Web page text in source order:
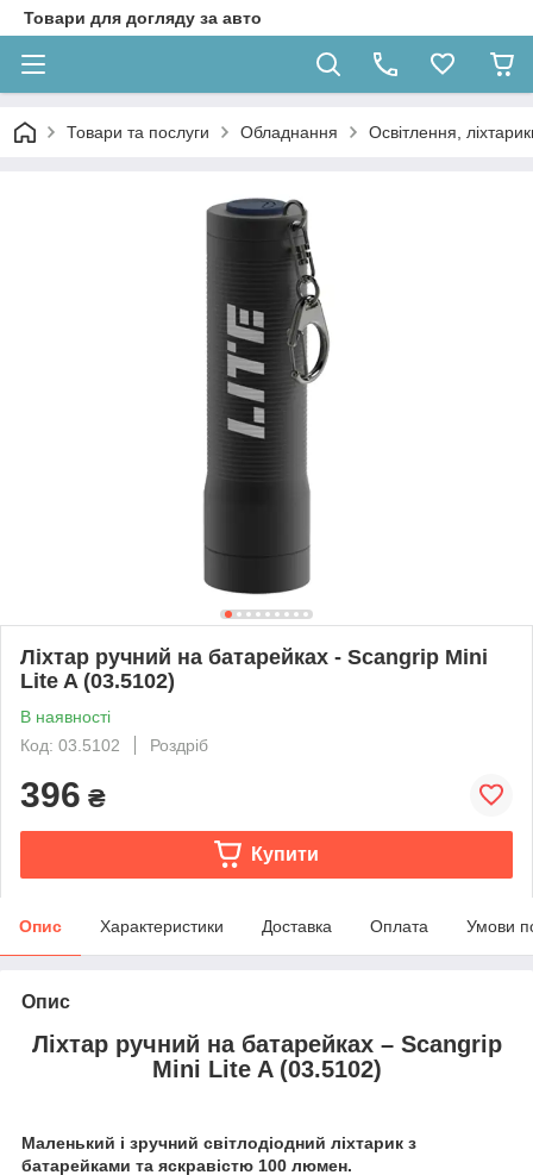
Товари для догляду за авто
Товари та послуги Обладнання Освітлення,
Ліхтар ручний на батарейках - Scangrip Mini
Lite A (03.5102)
В наявності
Код: 03.5102
Роздріб
396 ₴
Купити
Опис Характеристики Доставка Оплата Умови
Опис
Ліхтар ручний на батарейках – Scangrip
Mini Lite A (03.5102)
Маленький і зручний світлодіодний ліхтарик з
батарейками та яскравістю 100 люмен.